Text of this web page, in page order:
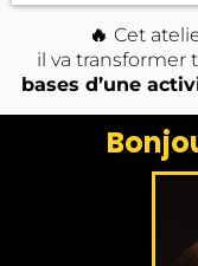
🔥 Cet
il va transformer
bases d’une